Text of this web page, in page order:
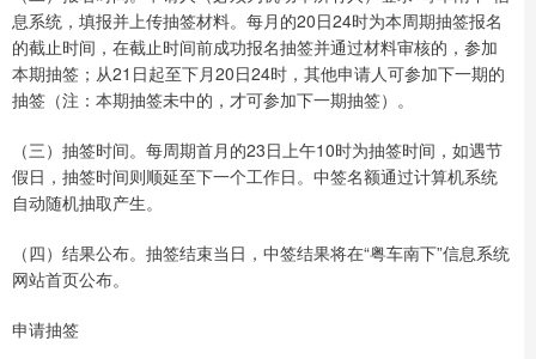
息系统，填报并上传抽签材料。每月的20日24时为本周期抽签报名
的截止时间，在截止时间前成功报名抽签并通过材料审核的，参加
本期抽签；从21日起至下月20日24时，其他申请人可参加下一期的
抽签（注：本期抽签未中的，才可参加下一期抽签）。
（三）抽签时间。每周期首月的23日上午10时为抽签时间，如遇节
假日，抽签时间则顺延至下一个工作日。中签名额通过计算机系统
自动随机抽取产生。
（四）结果公布。抽签结束当日，中签结果将在“粤车南下”信息系统
网站首页公布。
申请抽签